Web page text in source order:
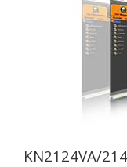
KN2124VA/